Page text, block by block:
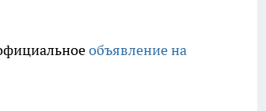
объявление на